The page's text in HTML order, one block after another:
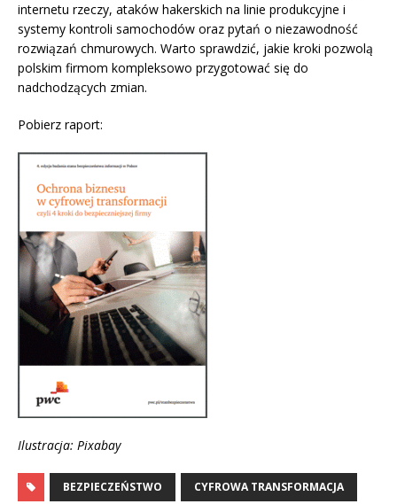
internetu rzeczy, ataków hakerskich na linie produkcyjne i
systemy kontroli samochodów oraz pytań o niezawodność
rozwiązań chmurowych. Warto sprawdzić, jakie kroki pozwolą
polskim firmom kompleksowo przygotować się do
nadchodzących zmian.
Pobierz raport:
Ilustracja: Pixabay
BEZPIECZEŃSTWO CYFROWA TRANSFORMACJA